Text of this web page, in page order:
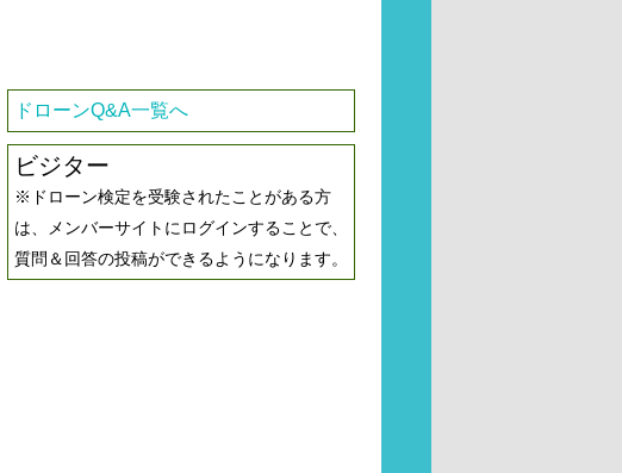
ドローンQ&A一覧へ
ビジター
※ドローン検定を受験されたことがある方
は、メンバーサイトにログインすることで、
質問＆回答の投稿ができるようになります。